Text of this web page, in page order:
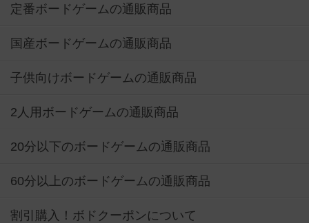
定番ボードゲームの通販商品
国産ボードゲームの通販商品
子供向けボードゲームの通販商品
2人用ボードゲームの通販商品
20分以下のボードゲームの通販商品
60分以上のボードゲームの通販商品
割引購入！ボドクーポンについて